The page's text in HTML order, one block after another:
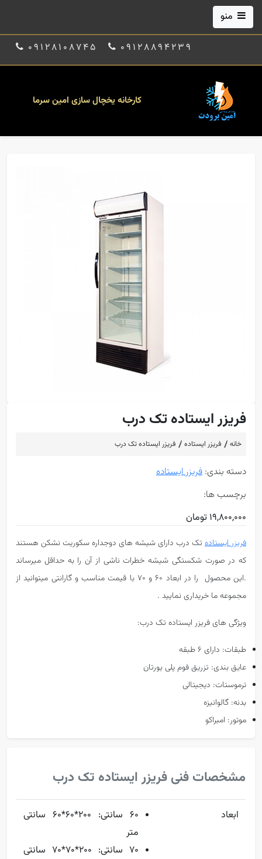
منو
09128894239
09128108745
کارخانه یخچال سازی امین سرما
فریزر ایستاده تک درب
خانه فریزر ایستاده فریزر ایستاده تک درب
دسته بندی: فریزر ایستاده
برچسب ها:
19,800,000 تومان
فریزر ایستاده تک درب دارای شیشه های دوجداره سکوریت نشکن هستند
که در صورت شکستگی شیشه خطرات ناشی از آن را به حداقل میرساند
.این محصول را در ابعاد 60 و 70 با قیمت مناسب و گارانتی میتوانید از
مجموعه ما خریداری نمایید .
ویژگی های فریزر ایستاده تک درب:
طبقات: دارای 6 طبقه
عایق بندی: تزریق فوم پلی یورتان
ترموستات: دیجیتالی
بدنه: گالوانیزه
موتور: امبراکو
مشخصات فنی فریزر ایستاده تک درب
ابعاد
60 سانتی: 200*60*60 سانتی
متر
70 سانتی: 200*70*70 سانتی